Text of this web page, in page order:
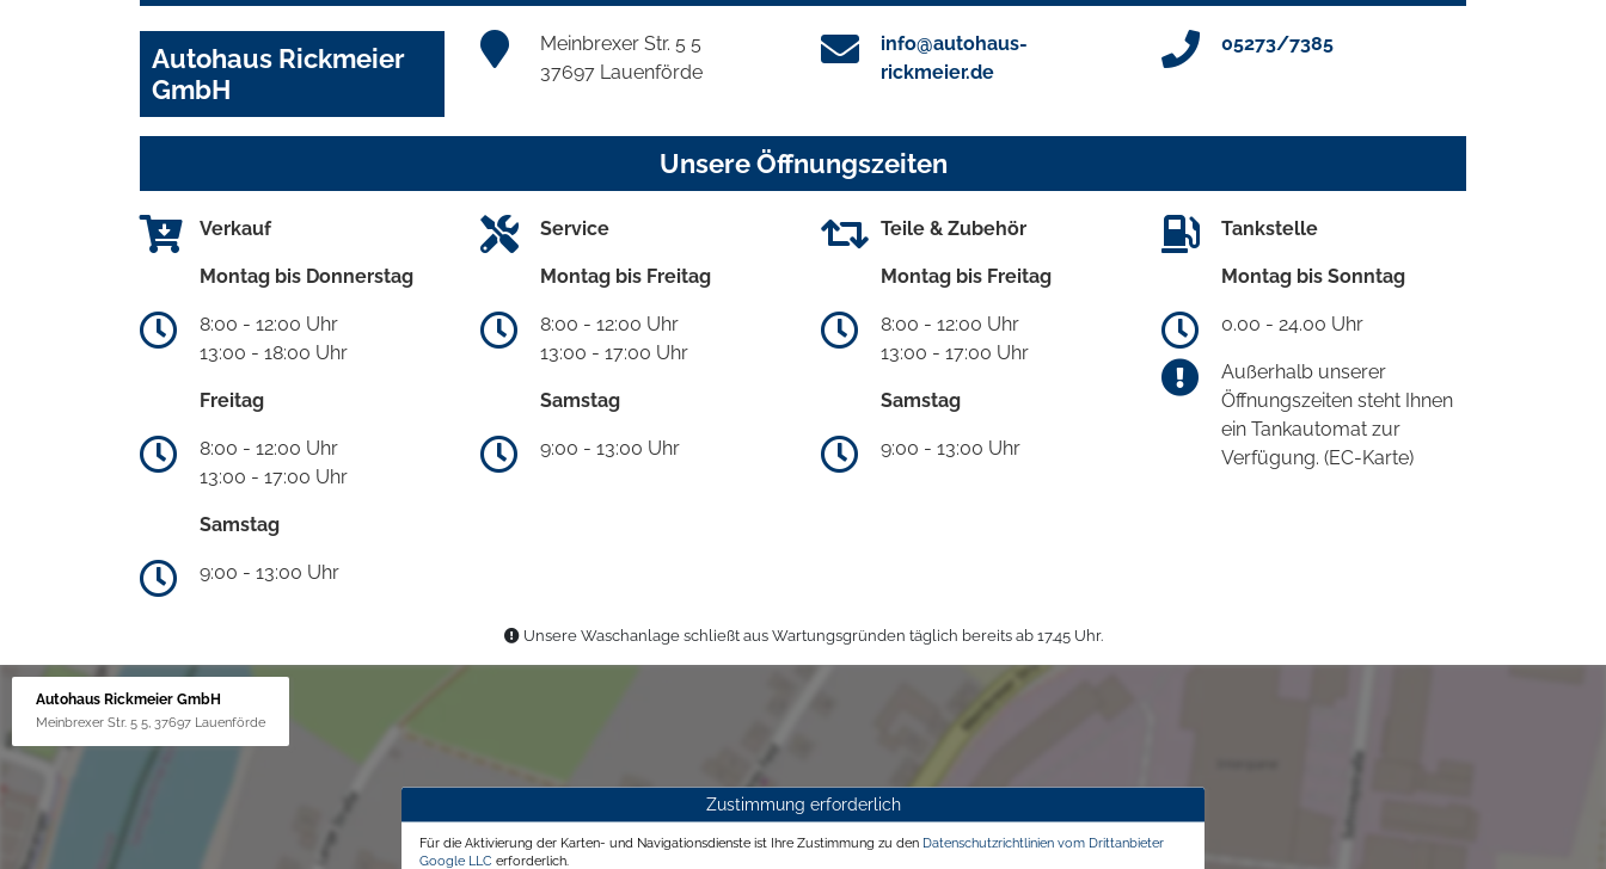
Autohaus Rickmeier
GmbH
Meinbrexer Str. 5 5
37697 Lauenförde
info@autohaus-
rickmeier.de
05273/7385
Unsere Öffnungszeiten
Verkauf
Montag bis Donnerstag
8:00 - 12:00 Uhr
13:00 - 18:00 Uhr
Freitag
8:00 - 12:00 Uhr
13:00 - 17:00 Uhr
Samstag
9:00 - 13:00 Uhr
Service
Montag bis Freitag
8:00 - 12:00 Uhr
13:00 - 17:00 Uhr
Samstag
9:00 - 13:00 Uhr
Teile & Zubehör
Montag bis Freitag
8:00 - 12:00 Uhr
13:00 - 17:00 Uhr
Samstag
9:00 - 13:00 Uhr
Tankstelle
Montag bis Sonntag
0.00 - 24.00 Uhr
Außerhalb unserer
Öffnungszeiten steht Ihnen
ein Tankautomat zur
Verfügung. (EC-Karte)
Unsere Waschanlage schließt aus Wartungsgründen täglich bereits ab 17.45 Uhr.
Autohaus Rickmeier GmbH
Meinbrexer Str. 5 5, 37697 Lauenförde
Zustimmung erforderlich
Für die Aktivierung der Karten- und Navigationsdienste ist Ihre Zustimmung zu den Datenschutzrichtlinien vom Drittanbieter
Google LLC erforderlich.